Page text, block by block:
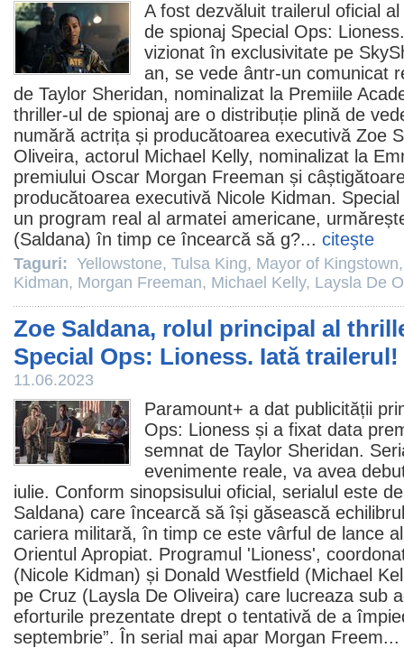
A fost dezvăluit trailerul oficial
de spionaj Special Ops: Lioness
vizionat în exclusivitate pe
an, se vede ântr-un comunicat
de Taylor Sheridan, nominalizat la Premiile
thriller-ul de spionaj are o distribuție plină de
numără actrița și producătoarea executivă Zoe
Oliveira, actorul Michael Kelly, nominalizat la
premiului Oscar Morgan Freeman și
producătoarea executivă Nicole Kidman.
un program real al armatei americane,
(Saldana) în timp ce încearcă să g?... citeşte
Taguri: Yellowstone, Tulsa King, Mayor of Kingstown
Kidman, Morgan Freeman, Michael Kelly, Laysla De
Zoe Saldana, rolul principal al
Special Ops: Lioness. Iată trailerul!
11.06.2023
Paramount+ a dat publicității
Ops: Lioness și a fixat data
semnat de Taylor Sheridan.
evenimente reale, va avea
iulie. Conform sinopsisului oficial, serialul este
Saldana) care încearcă să își găsească
cariera militară, în timp ce este vârful de lance
Orientul Apropiat. Programul 'Lioness',
(Nicole Kidman) și Donald Westfield (Michael
pe Cruz (Laysla De Oliveira) care lucreaza sub
eforturile prezentate drept o tentativă de a
septembrie”. În serial mai apar Morgan Freem...